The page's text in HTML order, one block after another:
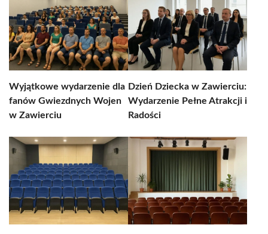
Wyjątkowe wydarzenie dla
fanów Gwiezdnych Wojen
w Zawierciu
Dzień Dziecka w Zawierciu:
Wydarzenie Pełne Atrakcji i
Radości